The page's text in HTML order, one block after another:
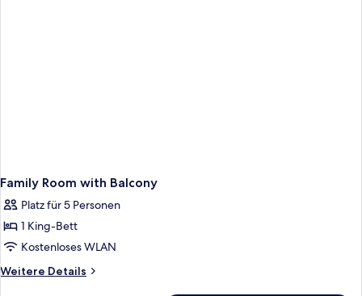
Family Room with Balcony
Platz für 5 Personen
1 King-Bett
Kostenloses WLAN
Weitere Details
Weitere